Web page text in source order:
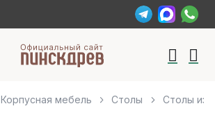
Корпусная мебель Столы Столы из